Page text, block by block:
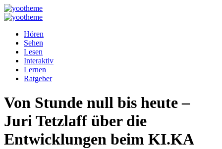
Hören
Sehen
Lesen
Interaktiv
Lernen
Ratgeber
Von Stunde null bis heute –
Juri Tetzlaff über die
Entwicklungen beim KI.KA